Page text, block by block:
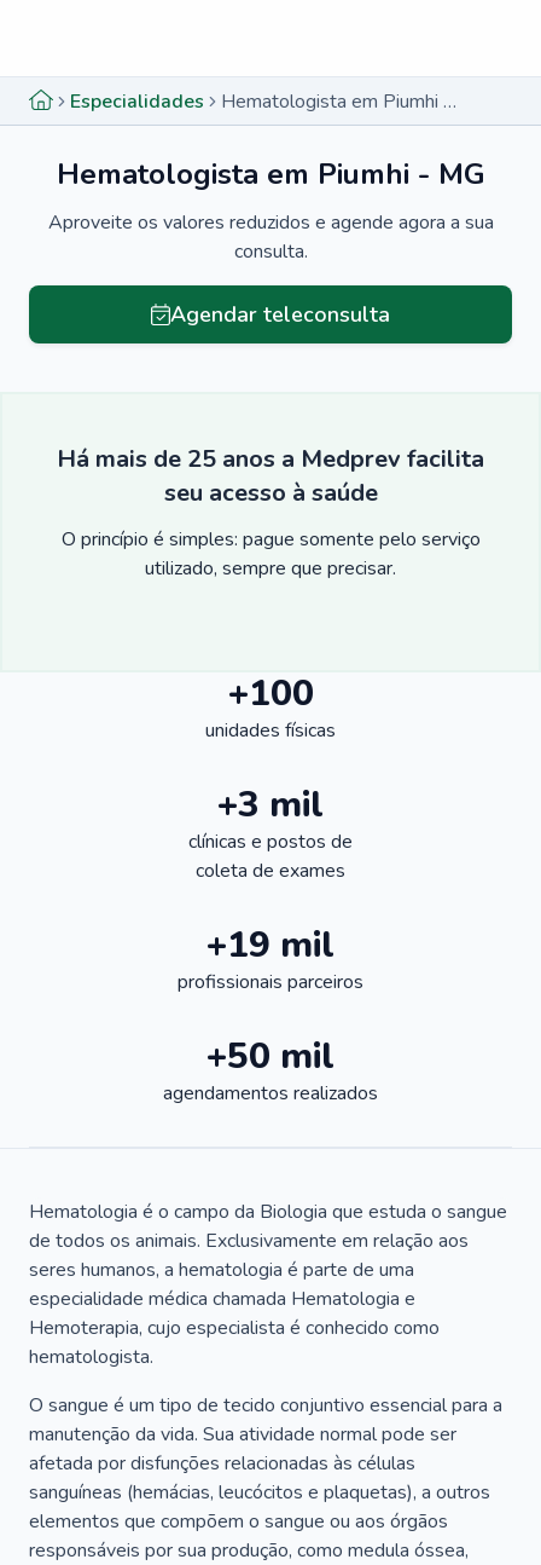
Especialidades Hematologista em Piumhi - MG
Hematologista em Piumhi - MG
Aproveite os valores reduzidos e agende agora a sua
consulta.
Agendar teleconsulta
Há mais de 25 anos a Medprev facilita
seu acesso à saúde
O princípio é simples: pague somente pelo serviço
utilizado, sempre que precisar.
+100
unidades físicas
+3 mil
clínicas e postos de
coleta de exames
+19 mil
profissionais parceiros
+50 mil
agendamentos realizados
Hematologia é o campo da Biologia que estuda o sangue
de todos os animais. Exclusivamente em relação aos
seres humanos, a hematologia é parte de uma
especialidade médica chamada Hematologia e
Hemoterapia, cujo especialista é conhecido como
hematologista.
O sangue é um tipo de tecido conjuntivo essencial para a
manutenção da vida. Sua atividade normal pode ser
afetada por disfunções relacionadas às células
sanguíneas (hemácias, leucócitos e plaquetas), a outros
elementos que compõem o sangue ou aos órgãos
responsáveis por sua produção, como medula óssea,